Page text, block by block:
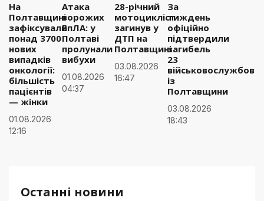
Останні новини
На
Полтавщині
зафіксували
понад 3700
нових
випадків
онкології:
більшість
пацієнтів
— жінки
01.08.2026
12:16
Атака
ворожих
БпЛА: у
Полтаві
пролунали
вибухи
01.08.2026
04:37
28-річний
мотоцикліст
загинув у
ДТП на
Полтавщині
03.08.2026
16:47
За
тиждень
офіційно
підтвердили
загибель
23
із
Полтавщини
03.08.2026
18:43